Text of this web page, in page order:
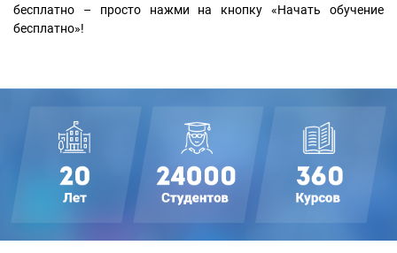
бесплатно – просто нажми на кнопку «Начать обучение
бесплатно»!